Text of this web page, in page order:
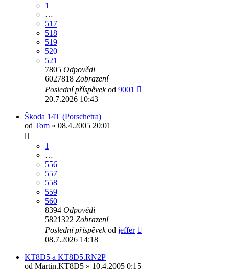
1
…
517
518
519
520
521
7805 Odpovědi
6027818 Zobrazení
Poslední příspěvekod 9001
20.7.2026 10:43
Škoda 14T (Porschetra)
od Tom » 08.4.2005 20:01
1
…
556
557
558
559
560
8394 Odpovědi
5821322 Zobrazení
Poslední příspěvekod jeffer
08.7.2026 14:18
KT8D5 a KT8D5.RN2P
od Martin.KT8D5 » 10.4.2005 0:15